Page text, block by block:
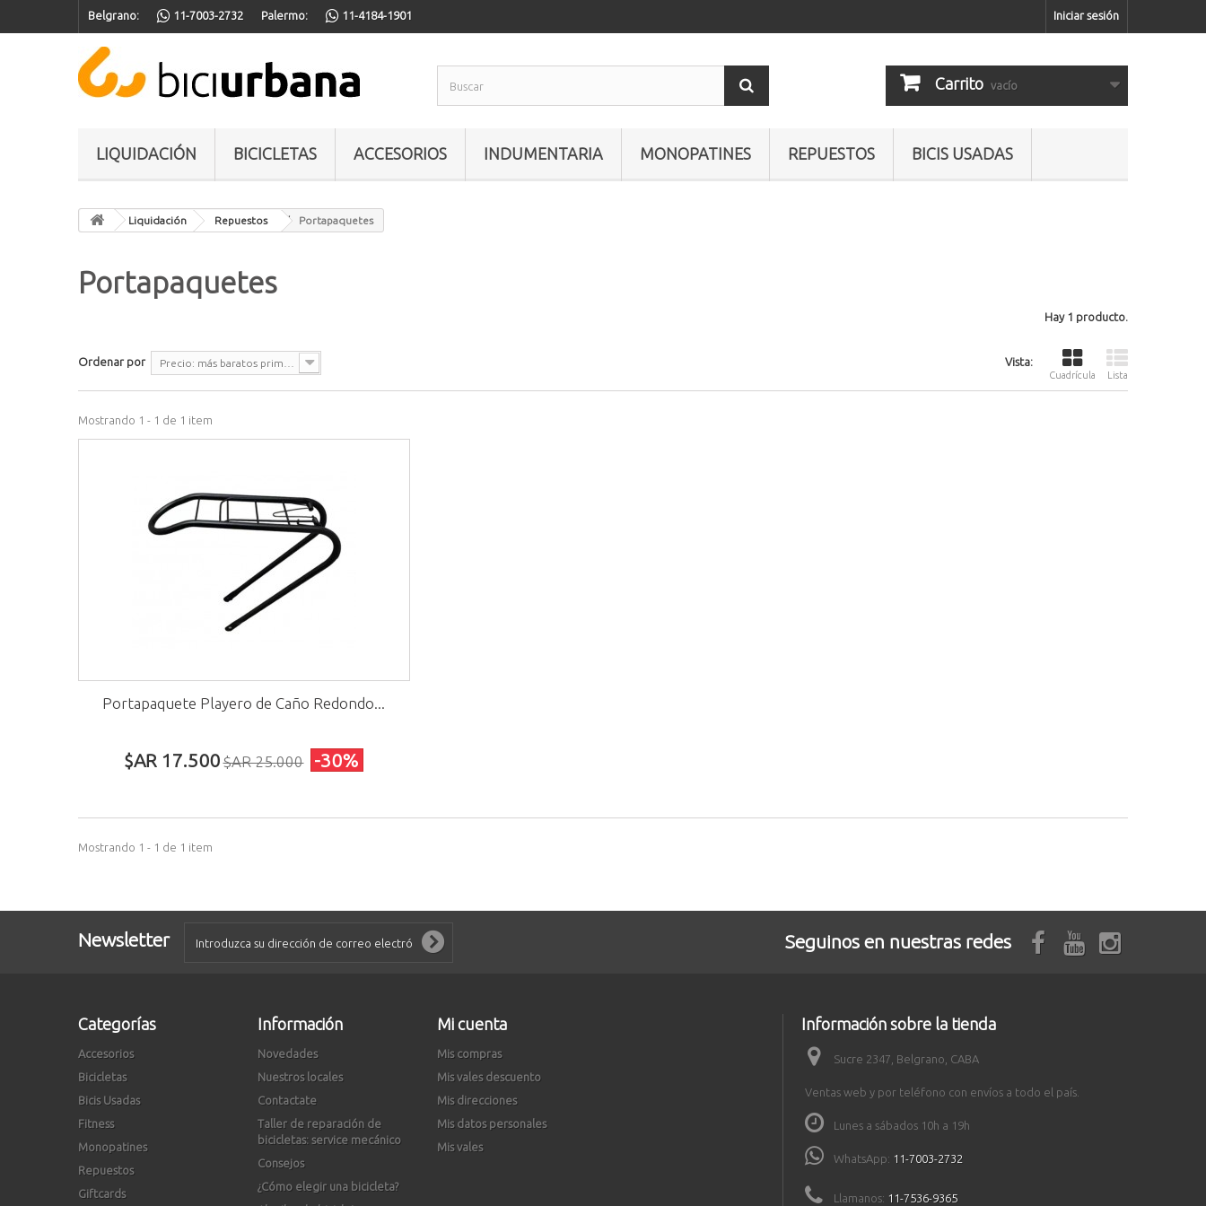
Belgrano: 11-7003-2732 Palermo: 11-4184-1901 Iniciar sesión
Carrito vacío
LIQUIDACIÓN BICICLETAS ACCESORIOS INDUMENTARIA MONOPATINES REPUESTOS BICIS USADAS
Liquidación Repuestos Portapaquetes
Portapaquetes
Hay 1 producto.
Vista:
Cuadrícula Lista
Ordenar por
Mostrando 1 - 1 de 1 item
Portapaquete Playero de Caño Redondo...
$AR 17.500$AR 25.000 -30%
Mostrando 1 - 1 de 1 item
Newsletter Seguinos en nuestras redes
Categorías
Accesorios
Bicicletas
Bicis Usadas
Fitness
Monopatines
Repuestos
Giftcards
Información
Novedades
Nuestros locales
Contactate
Taller de reparación de
bicicletas: service mecánico
Consejos
¿Cómo elegir una bicicleta?
Mi cuenta
Mis compras
Mis vales descuento
Mis direcciones
Mis datos personales
Mis vales
Información sobre la tienda
Sucre 2347, Belgrano, CABA
Ventas web y por teléfono con envíos a todo el país.
Lunes a sábados 10h a 19h
WhatsApp: 11-7003-2732
Llamanos: 11-7536-9365